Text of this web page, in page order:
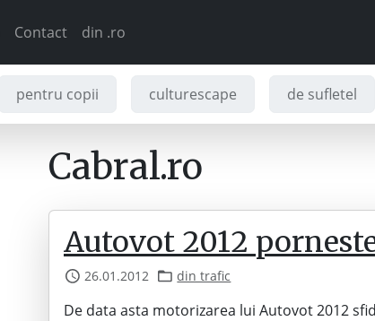
Contact din .ro
pentru copii culturescape de sufletel
Cabral.ro
Autovot 2012
26.01.2012 din trafic
De data asta motorizarea lui Autovot 2012